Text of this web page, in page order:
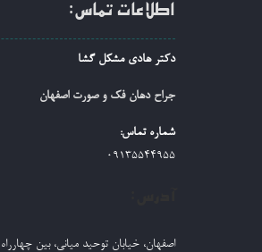
اطلاعات تماس:
دکتر هادی مشکل گشا
جراح دهان فک و صورت اصفهان
شماره تماس:
09135544955
اصفهان، خیابان توحید میانی، بین